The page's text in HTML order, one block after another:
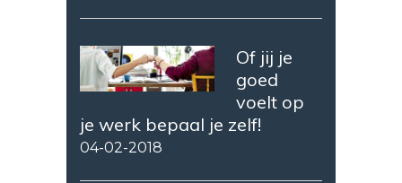
Of jij je
goed
voelt op
je werk bepaal je zelf!
04-02-2018